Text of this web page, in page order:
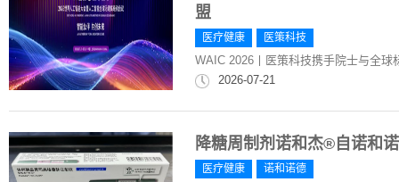
盟
医疗健康 医策科技
WAIC 2026丨医策科技携手院士与全
2026-07-21
降糖周制剂诺和杰®自诺和
医疗健康 诺和诺德